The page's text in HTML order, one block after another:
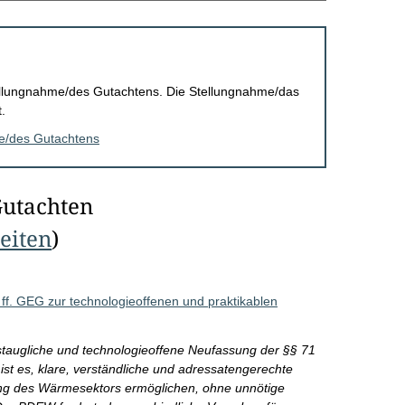
des Gutachtens. Die Stellungnahme/das
des Gutachtens
)
GEG zur technologieoffenen und praktikablen
und technologieoffene Neufassung der §§ 71
es, klare, verständliche und adressatengerechte
des Wärmesektors ermöglichen, ohne unnötige